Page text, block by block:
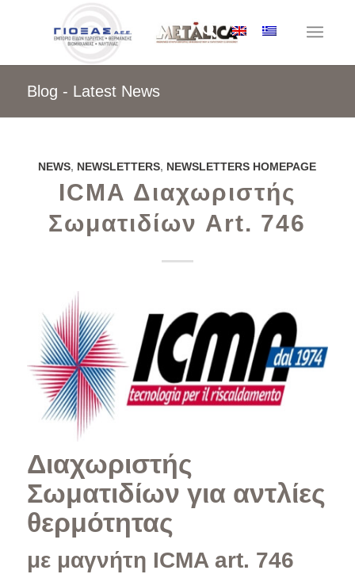
Blog - Latest News
NEWS, NEWSLETTERS, NEWSLETTERS HOMEPAGE
ICMA Διαχωριστής
Σωματιδίων Art. 746
Διαχωριστής
Σωματιδίων για αντλίες
θερμότητας
με μαγνήτη ICMA art. 746